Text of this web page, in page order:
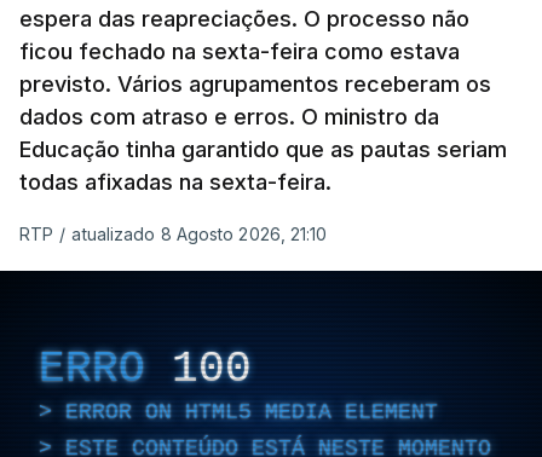
espera das reapreciações. O processo não
ficou fechado na sexta-feira como estava
previsto. Vários agrupamentos receberam os
dados com atraso e erros. O ministro da
Educação tinha garantido que as pautas seriam
todas afixadas na sexta-feira.
RTP / atualizado 8 Agosto 2026, 21:10
ERRO 100
ERROR ON HTML5 MEDIA ELEMENT
ESTE CONTEÚDO ESTÁ NESTE MOMENTO